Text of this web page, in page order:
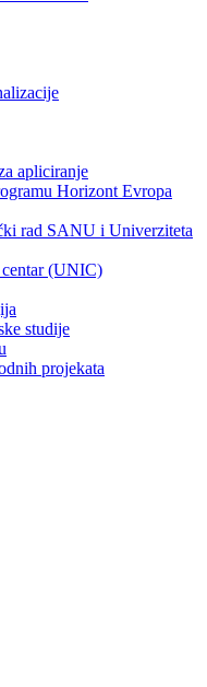
apliciranje
Horizont Evropa
rad SANU i Univerziteta
(UNIC)
studije
projekata